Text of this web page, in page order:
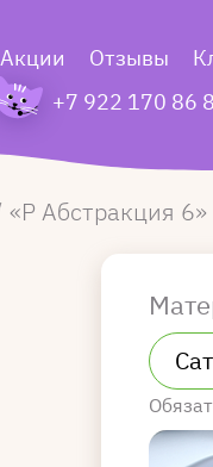
Акции Отзывы
+7 922 170 86
Р Абстракция 6